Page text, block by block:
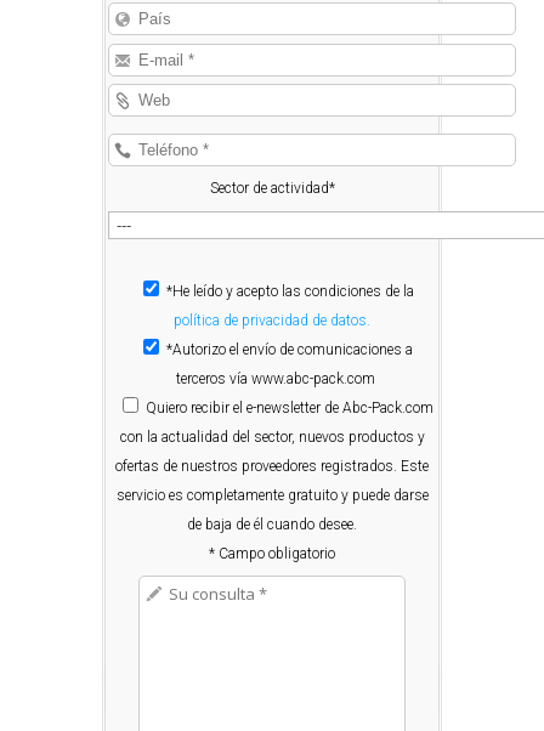
Sector de actividad*
*He leído y acepto las condiciones de la
política de privacidad de datos.
*Autorizo el envío de comunicaciones a
terceros vía www.abc-pack.com
Quiero recibir el e-newsletter de Abc-Pack.com
con la actualidad del sector, nuevos productos y
ofertas de nuestros proveedores registrados. Este
servicio es completamente gratuito y puede darse
de baja de él cuando desee.
* Campo obligatorio